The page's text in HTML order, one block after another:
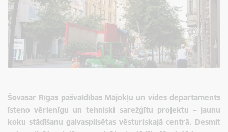
Šovasar Rīgas pašvaldības Mājokļu un vides departaments
īsteno vērienīgu un tehniski sarežģītu projektu – jaunu
koku stādīšanu galvaspilsētas vēsturiskajā centrā. Desmit